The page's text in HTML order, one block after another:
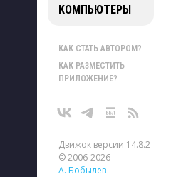
КОМПЬЮТЕРЫ
КАК СТАТЬ АВТОРОМ?
КАК РАЗМЕСТИТЬ
ПРИЛОЖЕНИЕ?
Движок версии 14.8.2
© 2006-2026
А. Бобылев